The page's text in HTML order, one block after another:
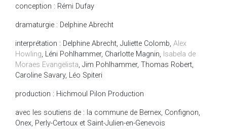
conception : Rémi Dufay
dramaturgie : Delphine Abrecht
interprétation : Delphine Abrecht, Juliette Colomb, Alex
Howling, Léni Pohlhammer, Charlotte Magnin, Isabela de
Moraes Evangelista, Jim Pohlhammer, Thomas Robert,
Caroline Savary, Léo Spiteri
production : Hichmoul Pilon Production
avec les soutiens de : la commune de Bernex, Confignon,
Onex, Perly-Certoux et Saint-Julien-en-Genevois